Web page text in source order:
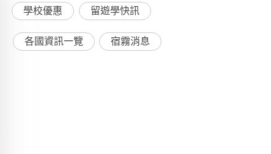
學校優惠 留遊學快訊
各國資訊一覽 宿霧消息